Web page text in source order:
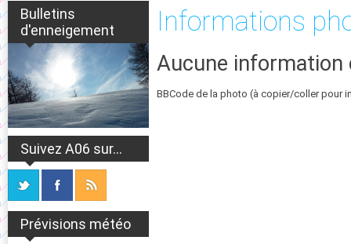
Bulletins
d'enneigement
Suivez A06 sur...
Prévisions météo
Informations
Aucune information
BBCode de la photo (à copier/coller pour